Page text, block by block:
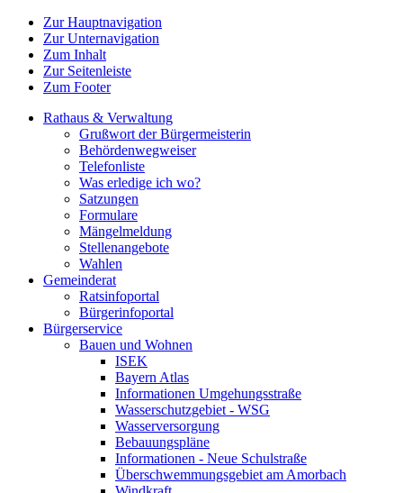
Zur Hauptnavigation
Zur Unternavigation
Zum Inhalt
Zur Seitenleiste
Zum Footer
Rathaus & Verwaltung
Grußwort der Bürgermeisterin
Behördenwegweiser
Telefonliste
Was erledige ich wo?
Satzungen
Formulare
Mängelmeldung
Stellenangebote
Wahlen
Gemeinderat
Ratsinfoportal
Bürgerinfoportal
Bürgerservice
Bauen und Wohnen
ISEK
Bayern Atlas
Informationen Umgehungsstraße
Wasserschutzgebiet - WSG
Wasserversorgung
Bebauungspläne
Informationen - Neue Schulstraße
Überschwemmungsgebiet am Amorbach